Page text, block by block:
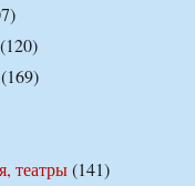
(120)
(169)
театры(141)